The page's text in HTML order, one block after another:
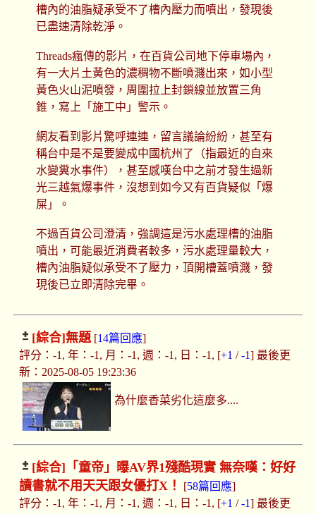
槽內的油脂疑承受不了槽內壓力而噴出，發現後
已盡速清除乾淨。
Threads瘋傳的影片，在百貨公司地下停車場內，
有一大片土黃色的濃稠物不斷噴濺出來，如小型
黃色火山泥噴發，周圍拉上封鎖線並放置三角
錐，寫上「施工中」警示。
網友看到影片驚呼連連，留言議論紛紛，甚至有
稱台中是不是要變成中國杭州了（指最近的自來
水變糞水事件），甚至感嘆台中之前才發生過新
光三越氣爆事件，沒想到如今又有百貨疑似「爆
屎」。
不過百貨公司澄清，強調這是污水處理槽的油脂
噴出，可能最近消費者較多，污水處理量較大，
槽內油脂疑似承受不了壓力，頂開槽蓋噴濺，發
現後已立即清除完畢。
[綜合]無題[14篇回應]
評分：-1, 年：-1, 月：-1, 週：-1, 日：-1, [+1 /-1] 最後更
新：2025-08-05 19:23:36
為什麼香菜劣化這麼多....
[綜合] 「童帝」曝AV界1殘酷現實 無奈嘆：好好
讀書就不用天天跟女優打X！
[58篇回應]
評分：-1, 年：-1, 月：-1, 週：-1, 日：-1, [+1 /-1] 最後更